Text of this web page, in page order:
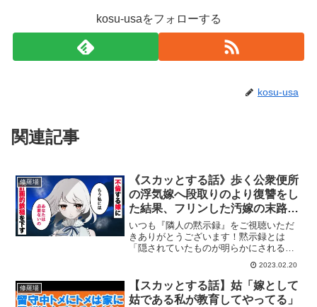
kosu-usaをフォローする
kosu-usa
関連記事
修羅場
《スカッとする話》歩く公衆便所
の浮気嫁へ段取りのより復讐をし
た結果、フリンした汚嫁の末路が
w
いつも『隣人の黙示録』をご視聴いただ
きありがとうございます！黙示録とは
「隠されていたものが明らかにされる」
という意味であり、あなたの隣人に隠さ
れた人生の一部を切り取って動画にして
います。当チャンネルは実際にある実話
を厳選し、実話を壊さないよ...
2023.02.20
修羅場
【スカッとする話】姑「嫁として
姑である私が教育してやってる」